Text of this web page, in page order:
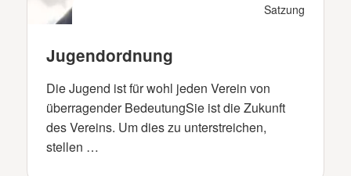
Satzung
Jugendordnung
Die Jugend ist für wohl jeden Verein von
überragender BedeutungSie ist die Zukunft
des Vereins. Um dies zu unterstreichen,
stellen …